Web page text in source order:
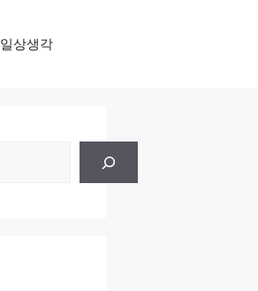
일상생각